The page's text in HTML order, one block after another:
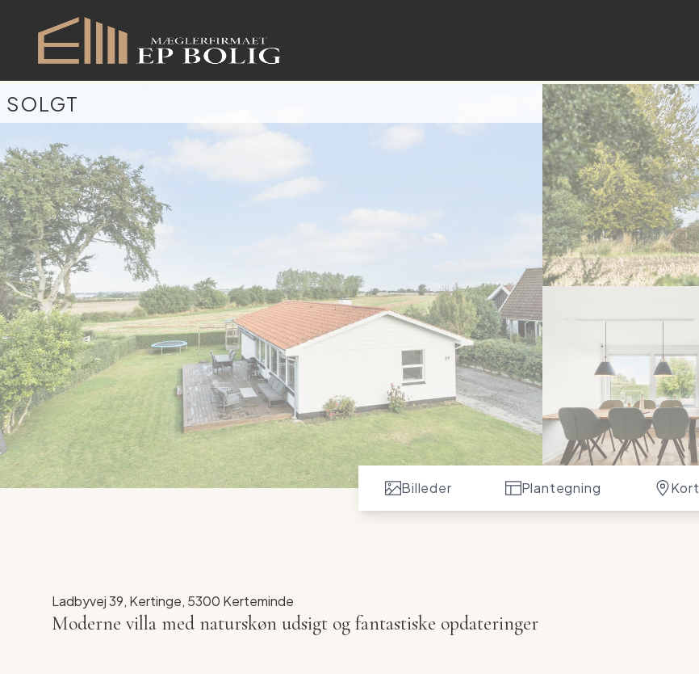
SOLGT
Billeder Plantegning Kort
Ladbyvej 39, Kertinge, 5300 Kerteminde
Moderne villa med naturskøn udsigt og fantastiske opdateringer